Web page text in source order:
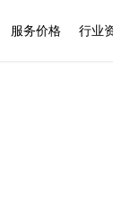
服务价格 行业